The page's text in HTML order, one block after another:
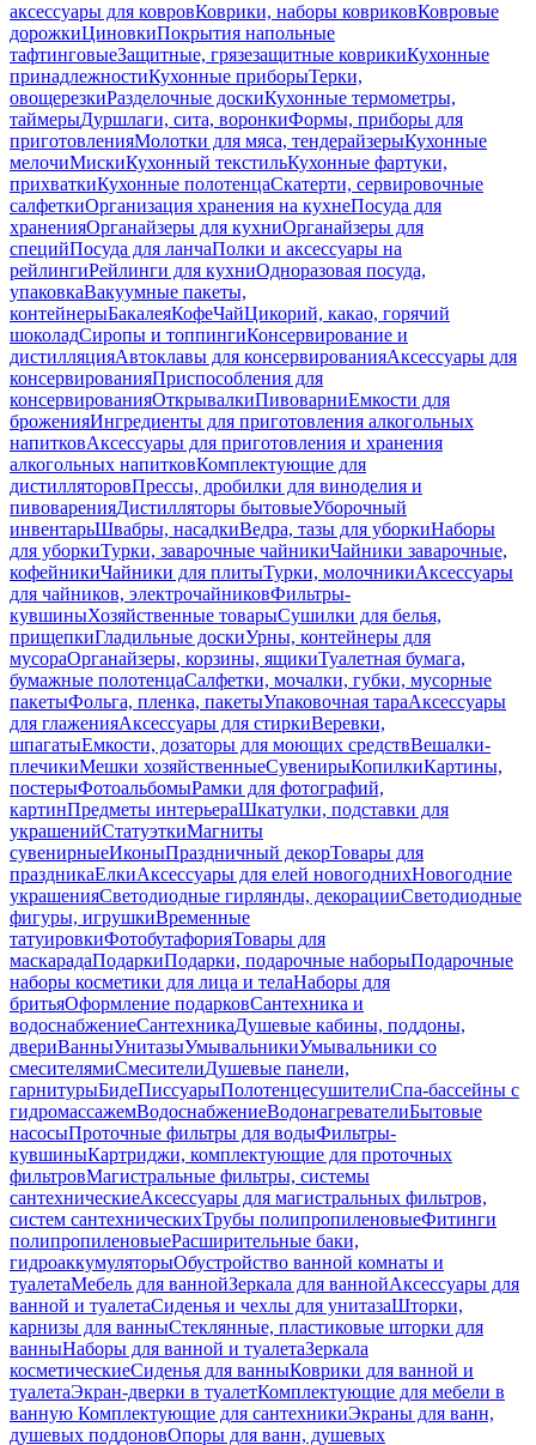
аксессуары для ковровКоврики, наборы ковриковКовровые
дорожкиЦиновкиПокрытия напольные
тафтинговыеЗащитные, грязезащитные коврикиКухонные
принадлежностиКухонные приборыТерки,
овощерезкиРазделочные доскиКухонные термометры,
таймерыДуршлаги, сита, воронкиФормы, приборы для
приготовленияМолотки для мяса, тендерайзерыКухонные
мелочиМискиКухонный текстильКухонные фартуки,
прихваткиКухонные полотенцаСкатерти, сервировочные
салфеткиОрганизация хранения на кухнеПосуда для
храненияОрганайзеры для кухниОрганайзеры для
специйПосуда для ланчаПолки и аксессуары на
рейлингиРейлинги для кухниОдноразовая посуда,
упаковкаВакуумные пакеты,
контейнерыБакалеяКофеЧайЦикорий, какао, горячий
шоколадСиропы и топпингиКонсервирование и
дистилляцияАвтоклавы для консервированияАксессуары для
консервированияПриспособления для
консервированияОткрывалкиПивоварниЕмкости для
броженияИнгредиенты для приготовления алкогольных
напитковАксессуары для приготовления и хранения
алкогольных напитковКомплектующие для
дистилляторовПрессы, дробилки для виноделия и
пивоваренияДистилляторы бытовыеУборочный
инвентарьШвабры, насадкиВедра, тазы для уборкиНаборы
для уборкиТурки, заварочные чайникиЧайники заварочные,
кофейникиЧайники для плитыТурки, молочникиАксессуары
для чайников, электрочайниковФильтры-
кувшиныХозяйственные товарыСушилки для белья,
прищепкиГладильные доскиУрны, контейнеры для
мусораОрганайзеры, корзины, ящикиТуалетная бумага,
бумажные полотенцаСалфетки, мочалки, губки, мусорные
пакетыФольга, пленка, пакетыУпаковочная тараАксессуары
для глаженияАксессуары для стиркиВеревки,
шпагатыЕмкости, дозаторы для моющих средствВешалки-
плечикиМешки хозяйственныеСувенирыКопилкиКартины,
постерыФотоальбомыРамки для фотографий,
картинПредметы интерьераШкатулки, подставки для
украшенийСтатуэткиМагниты
сувенирныеИконыПраздничный декорТовары для
праздникаЕлкиАксессуары для елей новогоднихНовогодние
украшенияСветодиодные гирлянды, декорацииСветодиодные
фигуры, игрушкиВременные
татуировкиФотобутафорияТовары для
маскарадаПодаркиПодарки, подарочные наборыПодарочные
наборы косметики для лица и телаНаборы для
бритьяОформление подарковСантехника и
водоснабжениеСантехникаДушевые кабины, поддоны,
двериВанныУнитазыУмывальникиУмывальники со
смесителямиСмесителиДушевые панели,
гарнитурыБидеПиссуарыПолотенцесушителиСпа-бассейны с
гидромассажемВодоснабжениеВодонагревателиБытовые
насосыПроточные фильтры для водыФильтры-
кувшиныКартриджи, комплектующие для проточных
фильтровМагистральные фильтры, системы
сантехническиеАксессуары для магистральных фильтров,
систем сантехническихТрубы полипропиленовыеФитинги
полипропиленовыеРасширительные баки,
гидроаккумуляторыОбустройство ванной комнаты и
туалетаМебель для ваннойЗеркала для ваннойАксессуары для
ванной и туалетаСиденья и чехлы для унитазаШторки,
карнизы для ванныСтеклянные, пластиковые шторки для
ванныНаборы для ванной и туалетаЗеркала
косметическиеСиденья для ванныКоврики для ванной и
туалетаЭкран-дверки в туалетКомплектующие для мебели в
ванную Комплектующие для сантехникиЭкраны для ванн,
душевых поддоновОпоры для ванн, душевых